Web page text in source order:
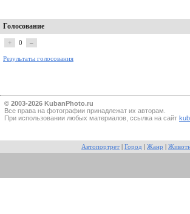
Голосование
+ 0 –
Результаты голосования
© 2003-2026 KubanPhoto.ru
Все прaва на фотографии принадлежат их авторам.
При использовании любых материалов, ссылка на сайт
Автопортрет Город Жанр